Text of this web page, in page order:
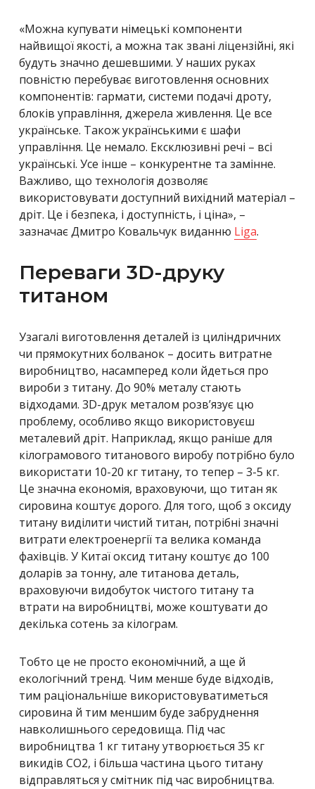
«Можна купувати німецькі компоненти
найвищої якості, а можна так звані ліцензійні, які
будуть значно дешевшими. У наших руках
повністю перебуває виготовлення основних
компонентів: гармати, системи подачі дроту,
блоків управління, джерела живлення. Це все
українське. Також українськими є шафи
управління. Це немало. Ексклюзивні речі – всі
українські. Усе інше – конкурентне та замінне.
Важливо, що технологія дозволяє
використовувати доступний вихідний матеріал –
дріт. Це і безпека, і доступність, і ціна», –
зазначає Дмитро Ковальчук виданню Liga.
Переваги 3D-друку
титаном
Узагалі виготовлення деталей із циліндричних
чи прямокутних болванок – досить витратне
виробництво, насамперед коли йдеться про
вироби з титану. До 90% металу стають
відходами. 3D-друк металом розв’язує цю
проблему, особливо якщо використовуєш
металевий дріт. Наприклад, якщо раніше для
кілограмового титанового виробу потрібно було
використати 10-20 кг титану, то тепер – 3-5 кг.
Це значна економія, враховуючи, що титан як
сировина коштує дорого. Для того, щоб з оксиду
титану виділити чистий титан, потрібні значні
витрати електроенергії та велика команда
фахівців. У Китаї оксид титану коштує до 100
доларів за тонну, але титанова деталь,
враховуючи видобуток чистого титану та
втрати на виробництві, може коштувати до
декілька сотень за кілограм.
Тобто це не просто економічний, а ще й
екологічний тренд. Чим менше буде відходів,
тим раціональніше використовуватиметься
сировина й тим меншим буде забруднення
навколишнього середовища. Під час
виробництва 1 кг титану утворюється 35 кг
викидів СО2, і більша частина цього титану
відправляться у смітник під час виробництва.